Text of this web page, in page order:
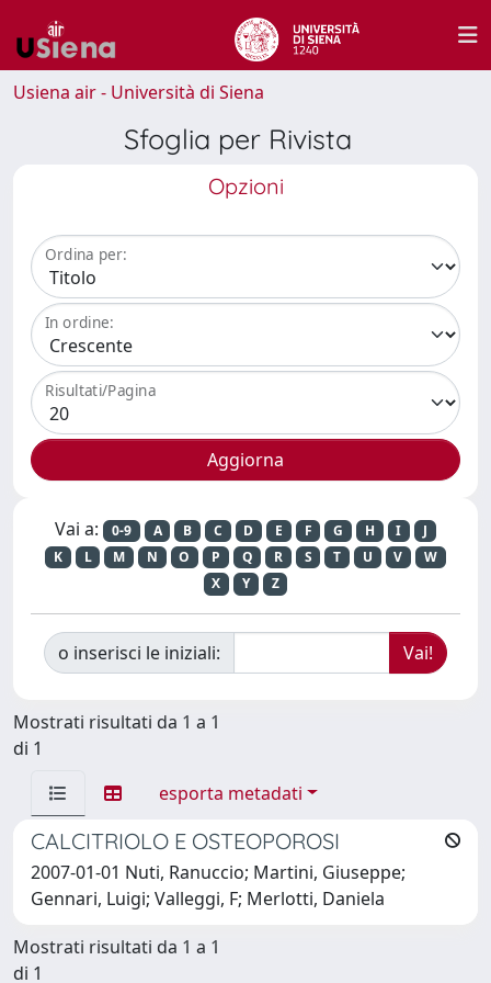
Usiena air - Università di Siena
Sfoglia per Rivista
Opzioni
Ordina per:
In ordine:
Risultati/Pagina
Vai a: 0-9 A B C D E F G H I
J
K
L M N O P Q R S T U V
W
X
Y Z
o inserisci le iniziali:
Mostrati risultati da 1 a 1
di 1
esporta metadati
CALCITRIOLO E OSTEOPOROSI
2007-01-01 Nuti, Ranuccio; Martini, Giuseppe;
Gennari, Luigi; Valleggi, F; Merlotti, Daniela
Mostrati risultati da 1 a 1
di 1